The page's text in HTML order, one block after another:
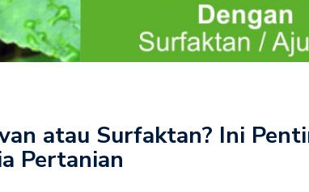
atau Surfaktan? Ini
Pertanian